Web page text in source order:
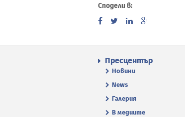
Сподели в:
Пресцентър
Новини
News
Галерия
В медиите